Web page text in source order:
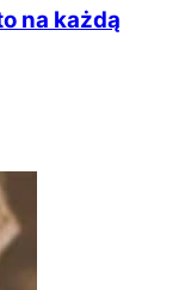
na każdą